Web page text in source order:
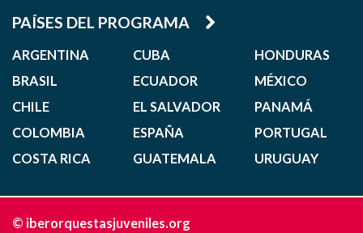
PAÍSES DEL PROGRAMA
ARGENTINA
BRASIL
CHILE
COLOMBIA
COSTA RICA
CUBA
ECUADOR
EL SALVADOR
ESPAÑA
GUATEMALA
HONDURAS
MÉXICO
PANAMÁ
PORTUGAL
URUGUAY
© iberorquestasjuveniles.org